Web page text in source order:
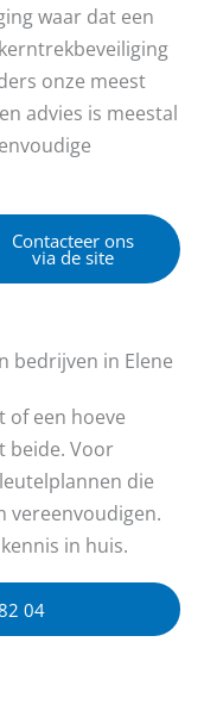
waar dat een
onze meest
advies is meestal
Contacteer ons
via de site
bedrijven in Elene
of een hoeve
beide. Voor
die
vereenvoudigen.
in huis.
04